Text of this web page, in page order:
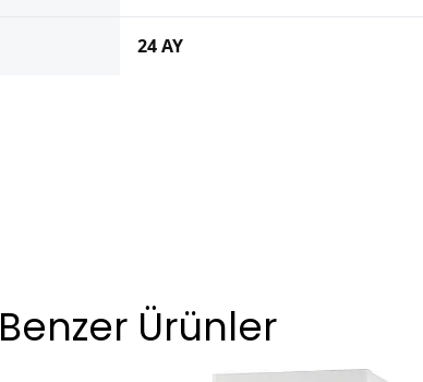
24 AY
Benzer Ürünler